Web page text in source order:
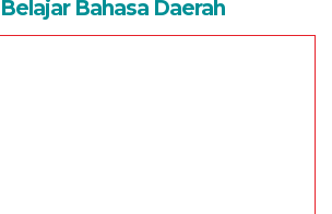
Bahasa Daerah